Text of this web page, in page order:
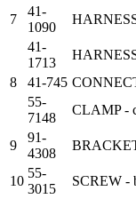
7
41-
1090
41-
1713
8
41-745
55-
7148
CLAMP -
9
91-
4308
10
55-
3015
SCREW -